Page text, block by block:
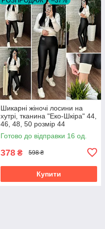
Шикарні жіночі лосини на
хутрі, тканина "Еко-Шкіра" 44,
46, 48, 50 розмір 44
Готово до відправки 16 од.
378 ₴ 598 ₴
Купити